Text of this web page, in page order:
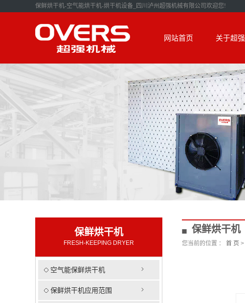
保鲜烘干机-空气能烘干机-烘干机设备_四川泸州超强机械有限公司欢迎您!
网站首页 关于超强
保鲜烘干机
FRESH-KEEPING DRYER
空气能保鲜烘干机
保鲜烘干机应用范围
保鲜烘干机
您当前的位置 ： 首 页 >